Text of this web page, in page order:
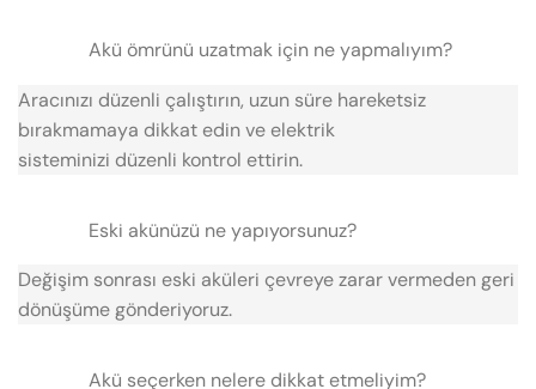
Akü ömrünü uzatmak için ne yapmalıyım?
Aracınızı düzenli çalıştırın, uzun süre hareketsiz
bırakmamaya dikkat edin ve elektrik
sisteminizi düzenli kontrol ettirin.
Eski akünüzü ne yapıyorsunuz?
Değişim sonrası eski aküleri çevreye zarar vermeden geri
dönüşüme gönderiyoruz.
Akü seçerken nelere dikkat etmeliyim?